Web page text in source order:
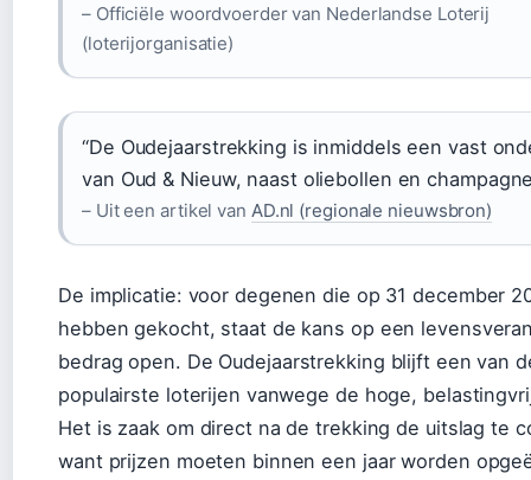
– Officiële woordvoerder van Nederlandse Loterij
(loterijorganisatie)
“De Oudejaarstrekking is inmiddels een vast
van Oud & Nieuw, naast oliebollen en
– Uit een artikel van AD.nl (regionale nieuwsbron)
De implicatie: voor degenen die op 31 december
hebben gekocht, staat de kans op een
bedrag open. De Oudejaarstrekking blijft een van
populairste loterijen vanwege de hoge,
Het is zaak om direct na de trekking de uitslag te
want prijzen moeten binnen een jaar worden